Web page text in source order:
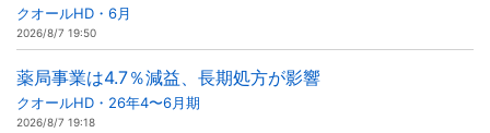
クオールHD・6月
2026/8/7 19:50
薬局事業は4.7％減益、長期処方が影響
クオールHD・26年4〜6月期
2026/8/7 19:18